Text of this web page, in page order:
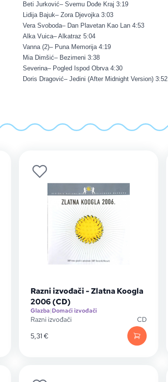
Beti Jurković– Svemu Dođe Kraj 3:19
Lidija Bajuk– Zora Djevojka 3:03
Vera Svoboda– Dan Plavetan Kao Lan 4:53
Alka Vuica– Alkatraz 5:04
Vanna (2)– Puna Memorija 4:19
Mia Dimšić– Bezimeni 3:38
Severina– Pogled Ispod Obrva 4:30
Doris Dragović– Jedini (After Midnight Version) 3:52
Razni izvođači - Zlatna Koogla
2006 (CD)
Glazba|Domaći izvođači
Razni izvođači
CD
5,31€